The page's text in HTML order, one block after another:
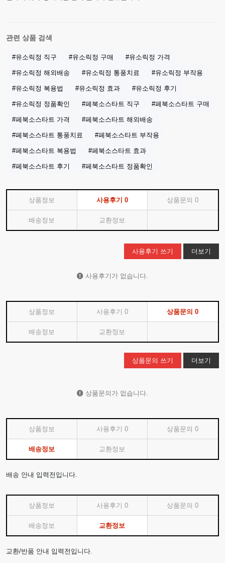
관련 상품 검색
#유소릭정 직구 #유소릭정 구매 #유소릭정 가격
#유소릭정 해외배송 #유소릭정 통풍치료 #유소릭정 부작용
#유소릭정 복용법 #유소릭정 효과 #유소릭정 후기
#유소릭정 정품확인 #페북소스타트 직구 #페북소스타트 구매
#페북소스타트 가격 #페북소스타트 해외배송
#페북소스타트 통풍치료 #페북소스타트 부작용
#페북소스타트 복용법 #페북소스타트 효과
#페북소스타트 후기 #페북소스타트 정품확인
상품정보 사용후기 0 상품문의0
배송정보 교환정보
사용후기 쓰기 더보기
사용후기가 없습니다.
상품정보 사용후기 0 상품문의0
배송정보 교환정보
상품문의 쓰기 더보기
상품문의가 없습니다.
상품정보 사용후기 0 상품문의0
배송정보 교환정보
배송 안내 입력전입니다.
상품정보 사용후기 0 상품문의0
배송정보 교환정보
교환/반품 안내 입력전입니다.